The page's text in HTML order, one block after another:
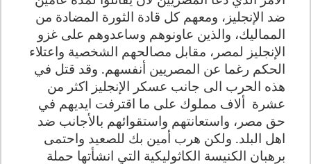
ضد الإنجليز، ومعهم كل قادة الثورة المضادة من
المماليك، والذين عاونوهم وساعدوهم على غزو
الإنجليز لمصر، مقابل مصالحهم الشخصية واعتلاء
الحكم رغما عن المصريين أنفسهم. وقد قتل في
هذه الحرب الى جانب عسكر الإنجليز اكثر من
عشرة ألاف مملوك على ما اقترفت ايديهم في
حق مصر، واستعانتهم واستقوائهم بالأجانب ضد
اهل البلد. ولكن هرب أمين بك للصعيد واحتمى
برهبان الكنيسة الكاثوليكية التي انشأتها حملة